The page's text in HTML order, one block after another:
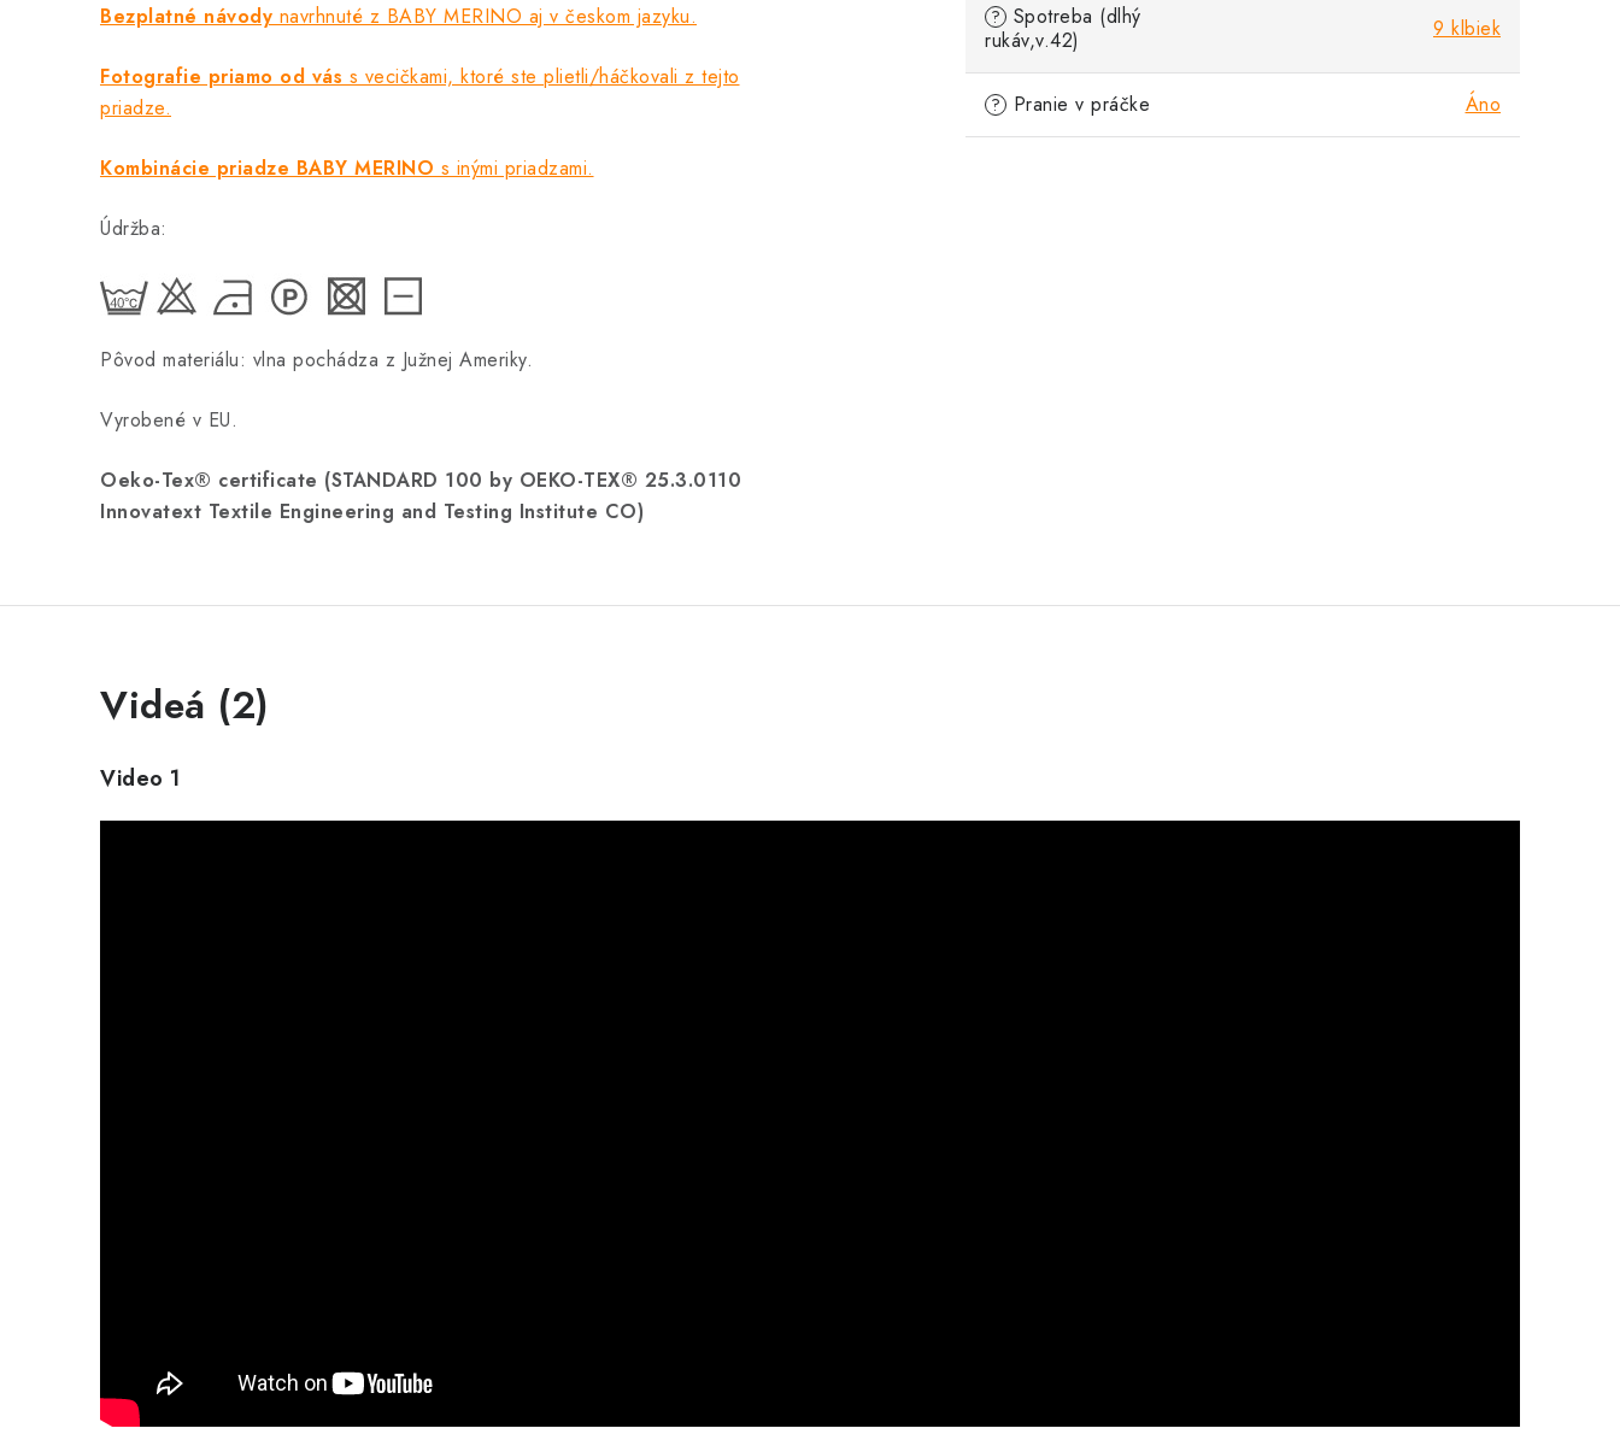
Bezplatné návody navrhnuté z BABY MERINO aj v českom jazyku.
Fotografie priamo od vás s vecičkami, ktoré ste plietli/háčkovali z tejto
priadze.
Kombinácie priadze BABY MERINO s inými priadzami.
Údržba:
Pôvod materiálu: vlna pochádza z Južnej Ameriky.
Vyrobené v EU.
Oeko-Tex® certificate (STANDARD 100 by OEKO-TEX® 25.3.0110
Innovatext Textile Engineering and Testing Institute CO)
? Spotreba (dlhý
rukáv,v.42)
9 klbiek
? Pranie v práčke Áno
Videá (2)
Video 1